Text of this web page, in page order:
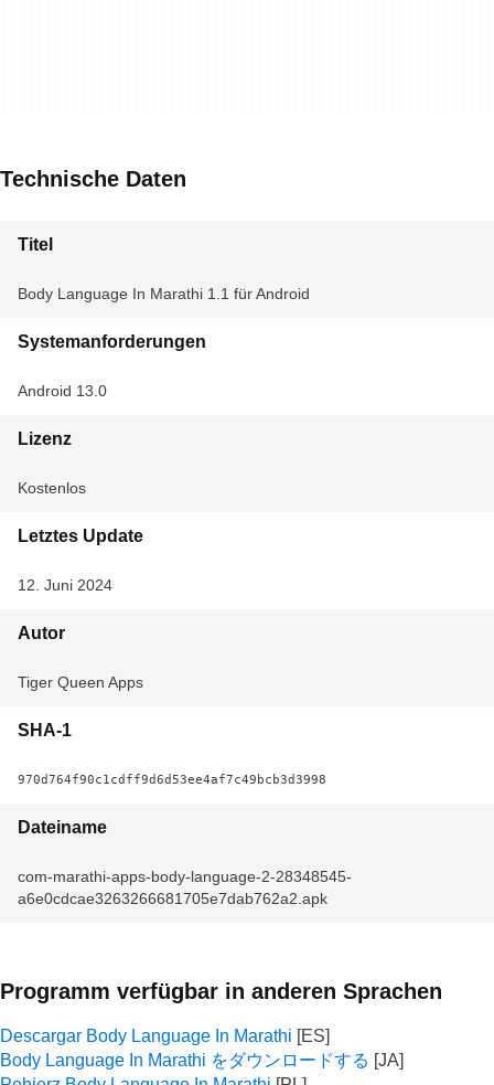
Technische Daten
Titel
Body Language In Marathi 1.1 für Android
Systemanforderungen
Android 13.0
Lizenz
Kostenlos
Letztes Update
12. Juni 2024
Autor
Tiger Queen Apps
SHA-1
970d764f90c1cdff9d6d53ee4af7c49bcb3d3998
Dateiname
com-marathi-apps-body-language-2-28348545-
a6e0cdcae3263266681705e7dab762a2.apk
Programm verfügbar in anderen Sprachen
Descargar Body Language In Marathi
Body Language In Marathi をダウンロードする